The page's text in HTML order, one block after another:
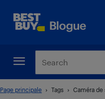
Page principale Tags Caméra